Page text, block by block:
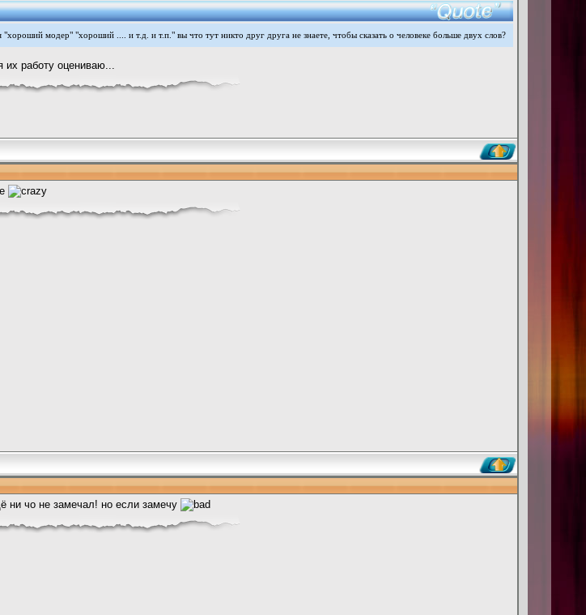
"хороший модер" "хороший .... и т.д. и т.п." вы что тут никто друг друга не знаете, чтобы сказать о человеке больше двух слов?
их работу оцениваю...
ни чо не замечал! но если замечу